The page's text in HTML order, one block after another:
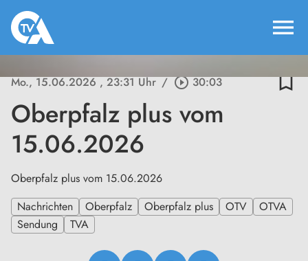
menu
Mo., 15.06.2026, 23:31 Uhr / play_circle_outline30:03 bookmark_border
Oberpfalz plus vom
15.06.2026
Oberpfalz plus vom 15.06.2026
Nachrichten
Oberpfalz Oberpfalz plus OTV
OTVA
Sendung
TVA